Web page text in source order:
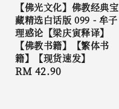
【佛光文化】佛教经典宝
藏精选白话版 099 - 牟子
理惑论【梁庆寅释译】
【佛教书籍】【繁体书
籍】【现货速发】
Regular
RM 42.90